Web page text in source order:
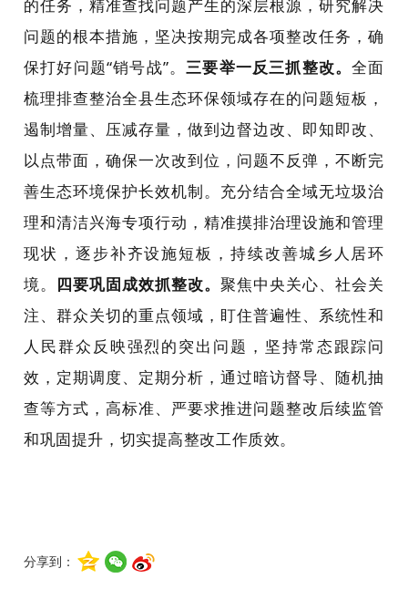
的任务，精准查找问题产生的深层根源，研究解决
问题的根本措施，坚决按期完成各项整改任务，确
保打好问题“销号战”。 三要举一反三抓整改。全面
梳理排查整治全县生态环保领域存在的问题短板，
遏制增量、压减存量，做到边督边改、即知即改、
以点带面，确保一次改到位，问题不反弹，不断完
善生态环境保护长效机制。 充分结合全域无垃圾治
理和清洁兴海专项行动，精准摸排治理设施和管理
现状，逐步补齐设施短板，持续改善城乡人居环
境。 四要巩固成效抓整改。聚焦中央关心、社会关
注、群众关切的重点领域，盯住普遍性、系统性和
人民群众反映强烈的突出问题， 坚持常态跟踪问
效，定期调度、定期分析，通过暗访督导、随机抽
查等方式，高标准、严要求推进问题整改后续监管
和巩固提升，切实提高整改工作质效。
分享到：